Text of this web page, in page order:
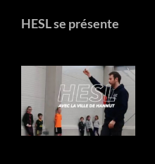
HESL se présente